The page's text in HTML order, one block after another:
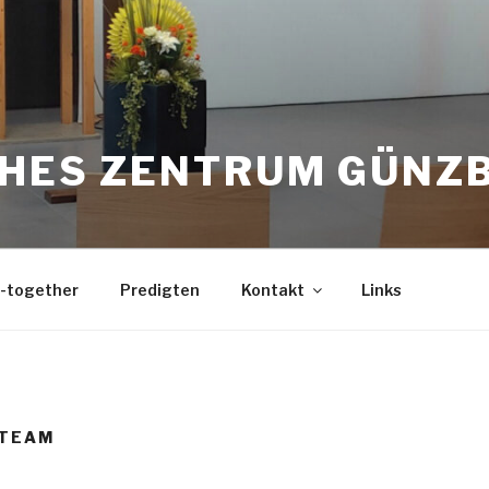
ZENTRUM
together Predigten Kontakt Links